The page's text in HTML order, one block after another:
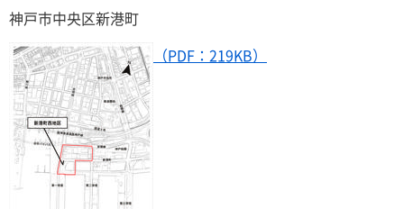
神戸市中央区新港町
（PDF：219KB）